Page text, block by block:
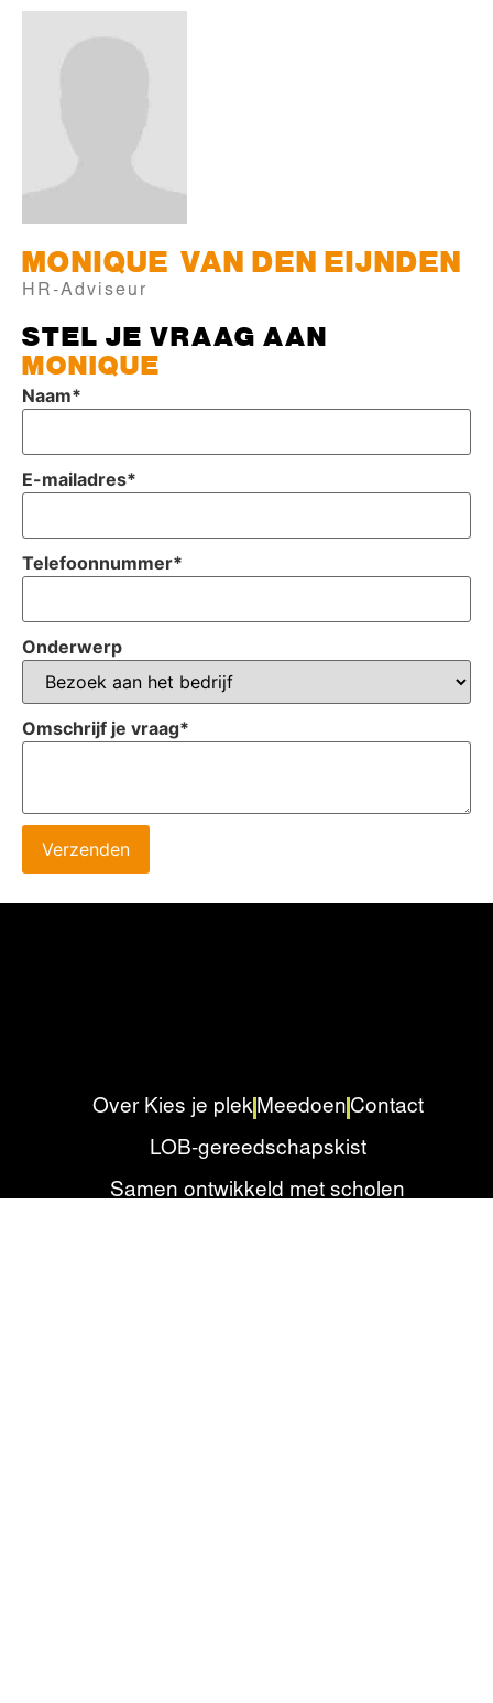
MONIQUE VAN DEN EIJNDEN
HR-Adviseur
STEL JE VRAAG AAN
MONIQUE
Naam*
E-mailadres*
Telefoonnummer*
Onderwerp
Omschrijf je vraag*
Verzenden
Over Kies je plek Meedoen Contact
LOB-gereedschapskist
Samen ontwikkeld met scholen